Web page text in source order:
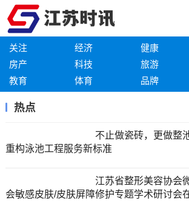
关注 经济 健康
房产
科技 旅游
教育
体育 品牌
热点
不止做瓷砖，更做整
重构泳池工程服务新标准
江苏省整形美容协会
会敏感皮肤/皮肤屏障修护专题学术研讨会